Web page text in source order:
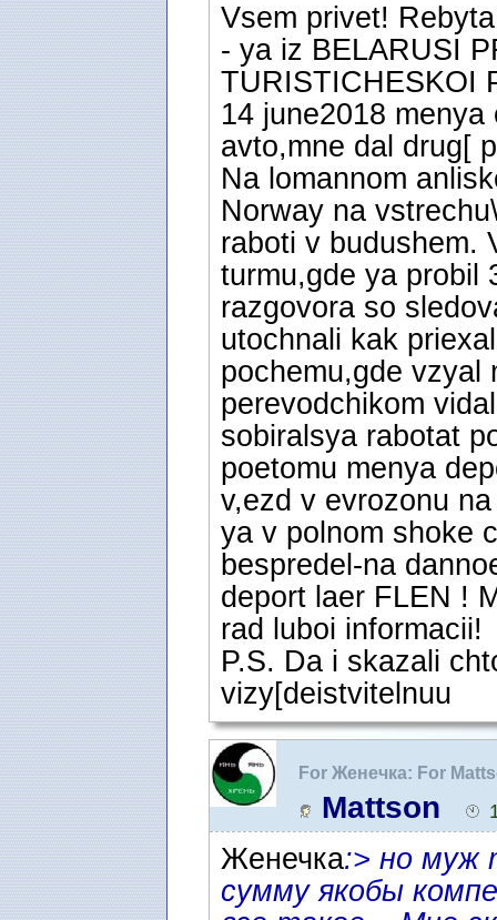
Vsem privet!
- ya iz BELARUSI
TURISTICHESKOI
14 june2018
avto,mne dal drug[
Na lomannom
Norway na
raboti v budushem.
turmu,gde ya probil
razgovora so
utochnali kak
pochemu,gde vzyal
perevodchikom
sobiralsya rabotat
poetomu menya
v,ezd v evrozonu
ya v polnom shoke
bespredel-na
deport laer FLEN !
rad luboi informacii!
P.S. Da i skazali
vizy[deistvitelnuu
For Женечка: For
адвокат в Швеции
Mattson
Женечка:> но муж
сумму якобы